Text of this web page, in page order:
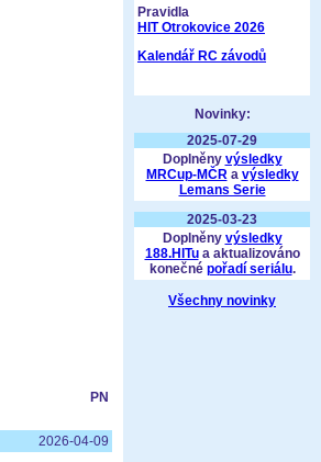
PN
2026-04-09
Pravidla
HIT Otrokovice 2026
Kalendář RC závodů
Novinky:
2025-07-29
Doplněny výsledky
MRCup-MČRa výsledky
Lemans Serie
2025-03-23
Doplněny výsledky
188.HITua aktualizováno
konečné pořadí seriálu.
Všechny novinky